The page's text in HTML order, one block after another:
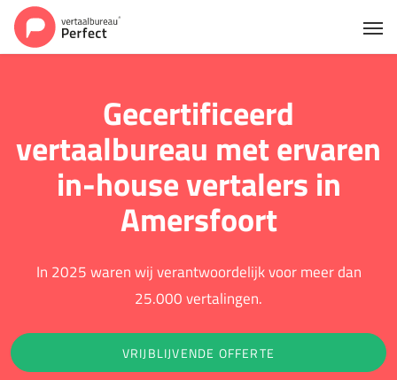
Gecertificeerd
vertaalbureau met ervaren
in-house vertalers in
Amersfoort
In 2025 waren wij verantwoordelijk voor meer dan
25.000 vertalingen.
VRIJBLIJVENDE OFFERTE